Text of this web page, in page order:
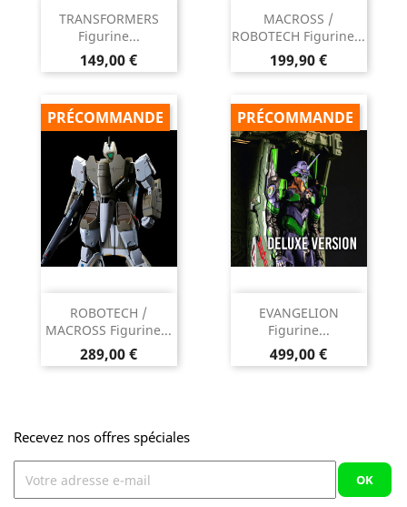
TRANSFORMERS
Figurine...
Prix
149,00 €
MACROSS /
ROBOTECH Figurine...
Prix
199,90 €
ROBOTECH /
MACROSS Figurine...
Prix
289,00 €
PRÉCOMMANDE
EVANGELION
Figurine...
Prix
499,00 €
PRÉCOMMANDE
Recevez nos offres spéciales